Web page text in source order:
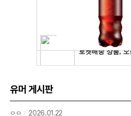
유머 게시판
ㅇㅇ 2026.01.22